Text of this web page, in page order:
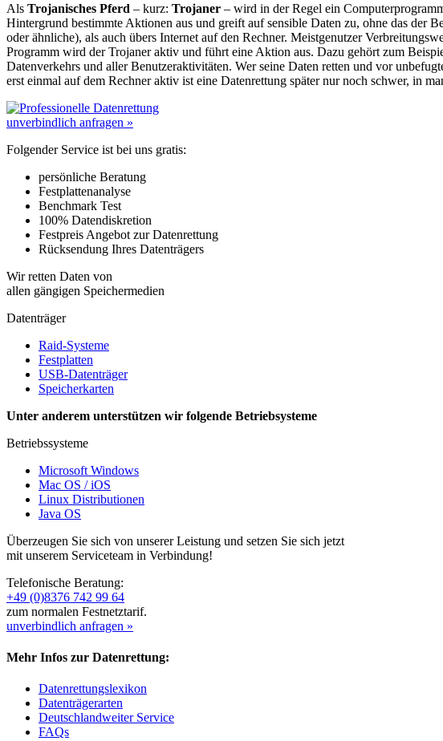
Als Trojanisches Pferd – kurz: Trojaner – wird in der Regel ein
Hintergrund bestimmte Aktionen aus und greift auf sensible Daten zu, ohne das
oder ähnliche), als auch übers Internet auf den Rechner. Meistgenutzer
Programm wird der Trojaner aktiv und führt eine Aktion aus. Dazu gehört zum
Datenverkehrs und aller Benutzeraktivitäten. Wer seine Daten retten und vor
erst einmal auf dem Rechner aktiv ist eine Datenrettung später nur noch schwer, in
unverbindlich anfragen »
Folgender Service ist bei uns gratis:
persönliche Beratung
Festplattenanalyse
Benchmark Test
100% Datendiskretion
Festpreis Angebot zur Datenrettung
Rücksendung Ihres Datenträgers
Wir retten Daten von
allen gängigen Speichermedien
Datenträger
Raid-Systeme
Festplatten
USB-Datenträger
Speicherkarten
Unter anderem unterstützen wir folgende Betriebsysteme
Betriebssysteme
Microsoft Windows
Mac OS / iOS
Linux Distributionen
Java OS
Überzeugen Sie sich von unserer Leistung und setzen Sie sich jetzt
mit unserem Serviceteam in Verbindung!
Telefonische Beratung:
+49 (0)8376 742 99 64
zum normalen Festnetztarif.
unverbindlich anfragen »
Mehr Infos zur Datenrettung:
Datenrettungslexikon
Datenträgerarten
Deutschlandweiter Service
FAQs